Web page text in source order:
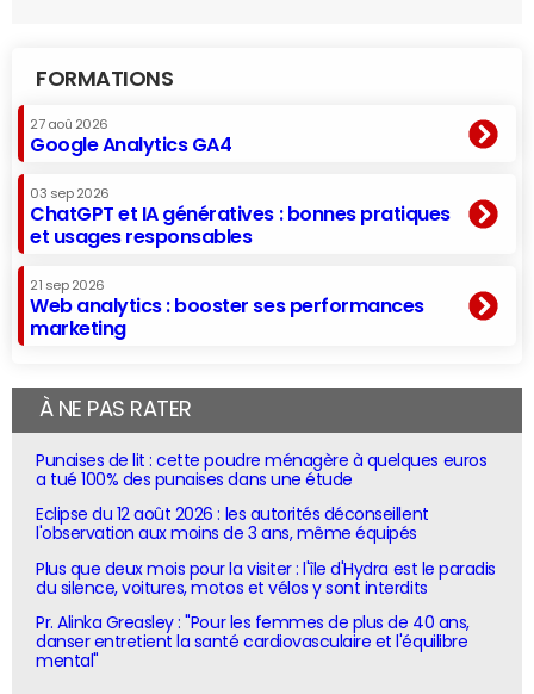
FORMATIONS
27 aoû 2026
Google Analytics GA4
03 sep 2026
ChatGPT et IA génératives : bonnes pratiques
et usages responsables
21 sep 2026
Web analytics : booster ses performances
marketing
À NE PAS RATER
Punaises de lit : cette poudre ménagère à quelques euros
a tué 100% des punaises dans une étude
Eclipse du 12 août 2026 : les autorités déconseillent
l'observation aux moins de 3 ans, même équipés
Plus que deux mois pour la visiter : l'île d'Hydra est le paradis
du silence, voitures, motos et vélos y sont interdits
Pr. Alinka Greasley : "Pour les femmes de plus de 40 ans,
danser entretient la santé cardiovasculaire et l'équilibre
mental"